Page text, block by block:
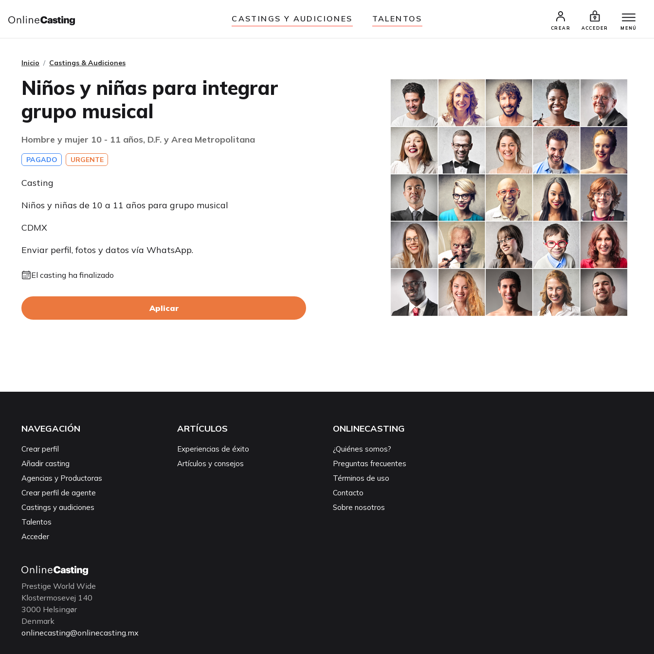
CASTINGS Y AUDICIONES TALENTOS
CREAR ACCEDER MENÚ
Inicio Castings & Audiciones
Niños y niñas para integrar
grupo musical
Hombre y mujer 10 - 11 años, D.F. y Area Metropolitana
PAGADO URGENTE
Casting
Niños y niñas de 10 a 11 años para grupo musical
CDMX
Enviar perfil, fotos y datos vía WhatsApp.
El casting ha finalizado
Aplicar
NAVEGACIÓN
Crear perfil
Añadir casting
Agencias y Productoras
Crear perfil de agente
Castings y audiciones
Talentos
Acceder
ARTÍCULOS
Experiencias de éxito
Artículos y consejos
ONLINECASTING
¿Quiénes somos?
Preguntas frecuentes
Términos de uso
Contacto
Sobre nosotros
Prestige World Wide
Klostermosevej 140
3000 Helsingør
Denmark
onlinecasting@onlinecasting.mx